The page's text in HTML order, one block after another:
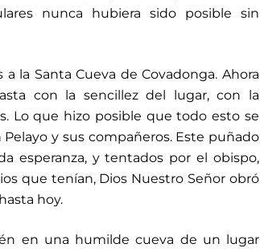
nunca hubiera sido posible sin
la Santa Cueva de Covadonga. Ahora
con la sencillez del lugar, con la
Lo que hizo posible que todo esto se
y sus compañeros. Este puñado
esperanza, y tentados por el obispo,
que tenían, Dios Nuestro Señor obró
hoy.
en una humilde cueva de un lugar